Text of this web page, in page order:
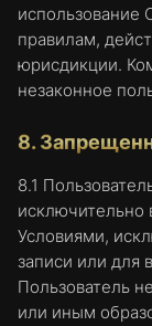
использование
правилам,
юрисдикции.
незаконное
8.
8.1
исключительно
Условиями,
записи или для
Пользователь
или иным
на веб-
она